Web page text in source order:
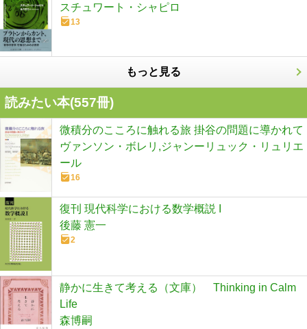
スチュワート・シャピロ
13
もっと見る
読みたい本(557冊)
微積分のこころに触れる旅 掛谷の問題に導かれて
ヴァンソン・ボレリ,ジャンーリュック・リュリエ
ール
16
復刊 現代科学における数学概説 I
後藤 憲一
2
静かに生きて考える（文庫） Thinking in Calm
Life
森博嗣